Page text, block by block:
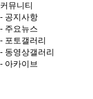
커뮤니티
- 공지사항
- 주요뉴스
- 포토갤러리
- 동영상갤러리
- 아카이브